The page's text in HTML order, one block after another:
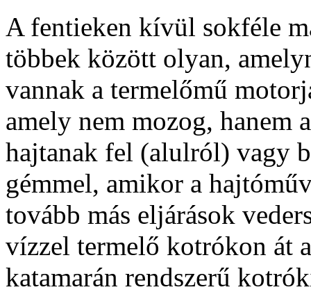
A fentieken kívül sokféle
többek között olyan,
vannak a termelőmű
amely nem mozog, hanem
hajtanak fel (alulról) vagy
gémmel, amikor a
tovább más eljárások
vízzel termelő kotrókon át
katamarán rendszerű